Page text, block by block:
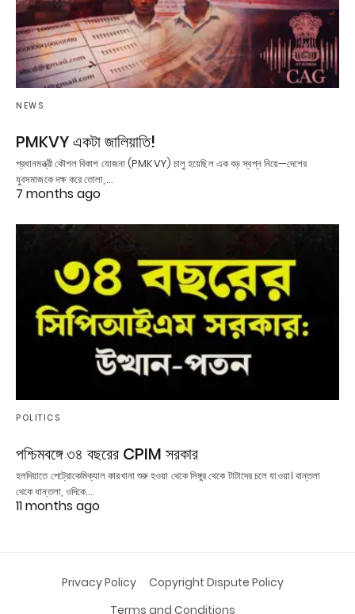
NEWS
PMKVY একটা জালিয়াতি!
প্রধানমন্ত্রী কৌশল বিকাশ যোজনা (PMKVY) চালু হয়েছিল এক বড় স্বপ্ন নিয়ে—দেশের
যুবসমাজকে দক্ষ করে তোলা,…
7 months ago
POLITICS
পশ্চিমবঙ্গে ৩৪ বছরের CPIM সরকার
হলদিয়াতে পেট্রোকেমিক্যাল কারখানা শুরু হওয়া থেকে সিঙ্গুর থেকে টাটাদের চলে যাওয়া। বান্তলা
থেকে ধান্তলা, ওদিকে…
11 months ago
Privacy Policy
Copyright Dispute Policy
Terms and Conditions